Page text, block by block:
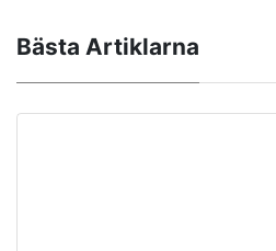
Bästa Artiklarna